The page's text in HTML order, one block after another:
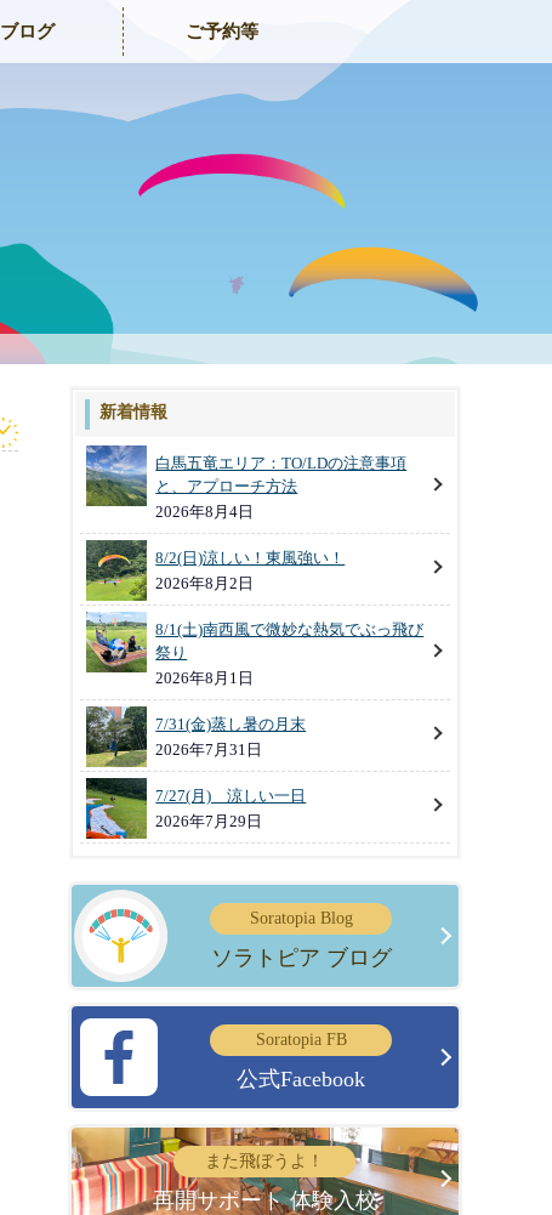
ブログ ご予約等
新着情報
白馬五竜エリア：TO/LDの注意事項
と、アプローチ方法
2026年8月4日
8/2(日)涼しい！東風強い！
2026年8月2日
8/1(土)南西風で微妙な熱気でぶっ飛び
祭り
2026年8月1日
7/31(金)蒸し暑の月末
2026年7月31日
7/27(月) 涼しい一日
2026年7月29日
Soratopia Blog
ソラトピア ブログ
Soratopia FB
公式Facebook
また飛ぼうよ！
再開サポート 体験入校